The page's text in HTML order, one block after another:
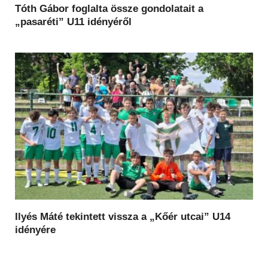
Tóth Gábor foglalta össze gondolatait a
„pasaréti” U11 idényéről
Ilyés Máté tekintett vissza a „Kőér utcai” U14
idényére